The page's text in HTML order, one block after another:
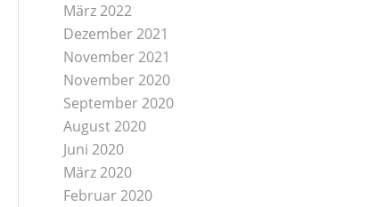
März 2022
Dezember 2021
November 2021
November 2020
September 2020
August 2020
Juni 2020
März 2020
Februar 2020